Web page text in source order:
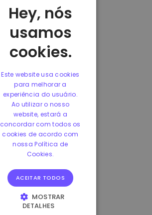
Hey, nós
usamos
cookies.
Este website usa cookies
para melhorar a
experiência do usuário.
Ao utilizar o nosso
website, estará a
concordar com todos os
cookies de acordo com
nossa Política de
Cookies.
ACEITAR TODOS
MOSTRAR
DETALHES